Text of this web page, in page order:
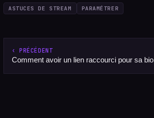
ASTUCES DE STREAM PARAMÉTRER
‹ PRÉCÉDENT
Comment avoir un lien raccourci pour sa bio